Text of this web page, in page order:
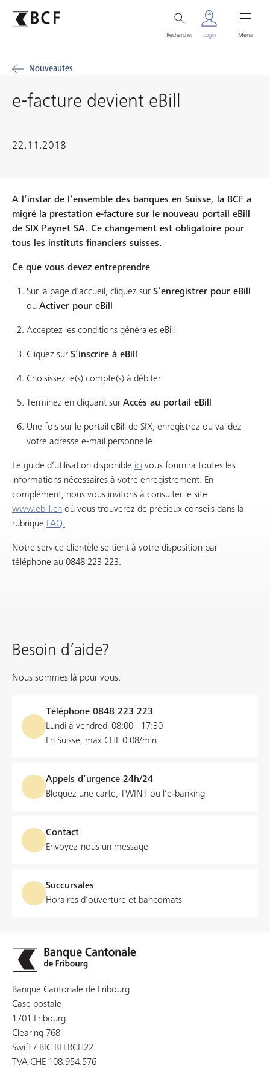
Rechercher Login Menu
Nouveautés
e-facture devient eBill
22.11.2018
A l’instar de l’ensemble des banques en Suisse, la BCF a
migré la prestation e-facture sur le nouveau portail eBill
de SIX Paynet SA. Ce changement est obligatoire pour
tous les instituts financiers suisses.
Ce que vous devez entreprendre
Sur la page d’accueil, cliquez sur S’enregistrer pour eBill
ou Activer pour eBill
Acceptez les conditions générales eBill
Cliquez sur S’inscrire à eBill
Choisissez le(s) compte(s) à débiter
Terminez en cliquant sur Accès au portail eBill
Une fois sur le portail eBill de SIX, enregistrez ou validez
votre adresse e-mail personnelle
Le guide d’utilisation disponible ici vous fournira toutes les
informations nécessaires à votre enregistrement. En
complément, nous vous invitons à consulter le site
www.ebill.ch où vous trouverez de précieux conseils dans la
rubrique FAQ.
Notre service clientèle se tient à votre disposition par
téléphone au 0848 223 223.
Besoin d’aide?
Nous sommes là pour vous.
Téléphone 0848 223 223
Lundi à vendredi 08:00 - 17:30
En Suisse, max CHF 0.08/min
Appels d’urgence 24h/24
Bloquez une carte, TWINT ou l’e‑banking
Contact
Envoyez-nous un message
Succursales
Horaires d’ouverture et bancomats
Banque Cantonale de Fribourg
Case postale
1701 Fribourg
Clearing 768
Swift / BIC BEFRCH22
TVA CHE-108.954.576